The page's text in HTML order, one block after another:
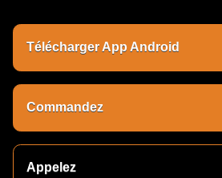
Télécharger App Android
Commandez
Appelez